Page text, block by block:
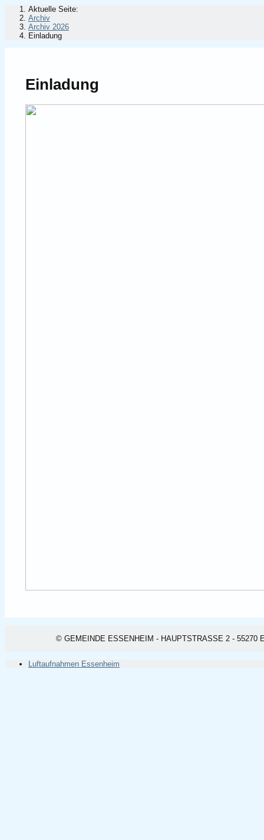
Aktuelle Seite:
Archiv
Archiv 2026
Einladung
Einladung
© GEMEINDE ESSENHEIM - HAUPTSTRASSE 2 - 55270
Luftaufnahmen Essenheim